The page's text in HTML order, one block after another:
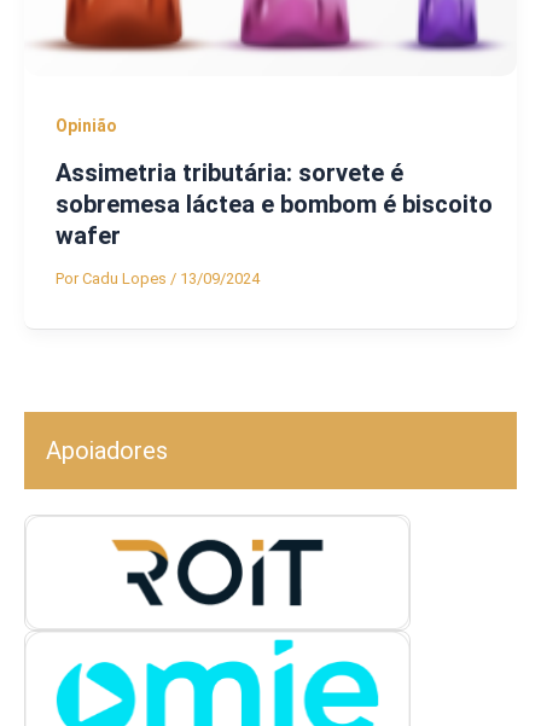
Opinião
Assimetria tributária: sorvete é
sobremesa láctea e bombom é biscoito
wafer
PorCadu Lopes / 13/09/2024
Apoiadores